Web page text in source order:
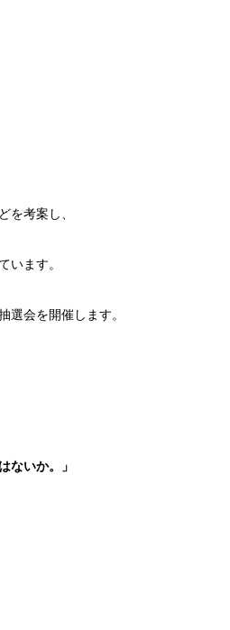
を考案し、
います。
選会を開催します。
ないか。」